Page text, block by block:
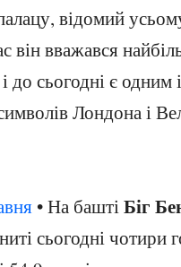
відомий
він вважався
до сьогодні є одним
Лондона і
• На баштіБіг
сьогодні чотири